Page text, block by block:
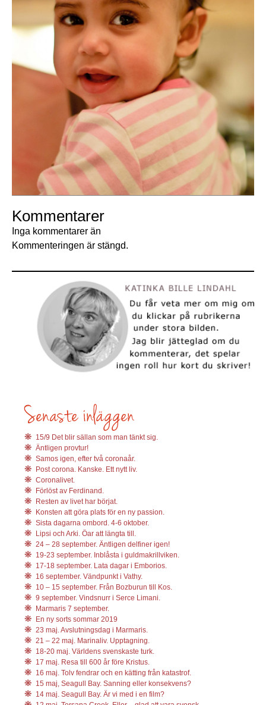
Kommentarer
Inga kommentarer än
Kommenteringen är stängd.
15/9 Det blir sällan som man tänkt sig.
Äntligen provtur!
Samos igen, efter två coronaår.
Post corona. Kanske. Ett nytt liv.
Coronalivet.
Förlöst av Ferdinand.
Resten av livet har börjat.
Konsten att göra plats för en ny passion.
Sista dagarna ombord. 4-6 oktober.
Lipsi och Arki. Öar att längta till.
24 – 28 september. Äntligen delfiner igen!
19-23 september. Inblåsta i guldmakrillviken.
17-18 september. Lata dagar i Emborios.
16 september. Vändpunkt i Vathy.
10 – 15 september. Från Bozburun till Kos.
9 september. Vindsnurr i Serce Limani.
Marmaris 7 september.
En ny sorts sommar 2019
23 maj. Avslutningsdag i Marmaris.
21 – 22 maj. Marinaliv. Upptagning.
18-20 maj. Världens svenskaste turk.
17 maj. Resa till 600 år före Kristus.
16 maj. Tolv fendrar och en kätting från katastrof.
15 maj, Seagull Bay. Sanning eller konsekvens?
14 maj. Seagull Bay. Är vi med i en film?